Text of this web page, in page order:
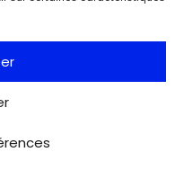
dans la